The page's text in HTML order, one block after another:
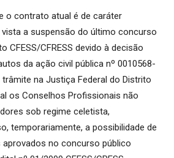
o contrato atual é de caráter
a suspensão do último concurso
CFESS/CFRESS devido à decisão
da ação civil pública nº 0010568-
trâmite na Justiça Federal do Distrito
os Conselhos Profissionais não
sob regime celetista,
temporariamente, a possibilidade de
no concurso público